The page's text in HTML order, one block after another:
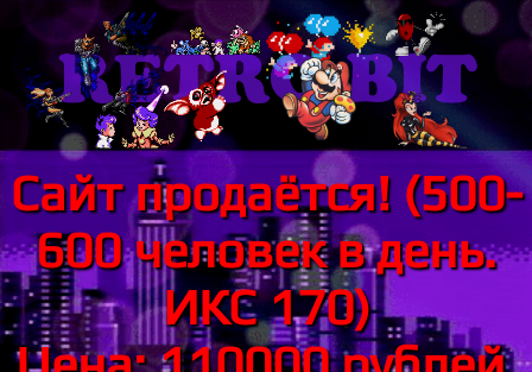
Сайт продаётся! (500-
600 человек в день.
ИКС 170)